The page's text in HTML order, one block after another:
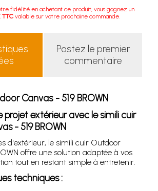
fidélité en achetant ce produit, vous gagnez un
TTC valable sur votre prochaine commande.
Postez le premier
commentaire
Canvas - 519 BROWN
extérieur avec le simili cuir
- 519 BROWN
d'extérieur, le simili cuir Outdoor
offre une solution adaptée à vos
tout en restant simple à entretenir.
techniques :